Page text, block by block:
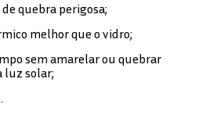
de quebra perigosa;
melhor que o vidro;
luz solar;